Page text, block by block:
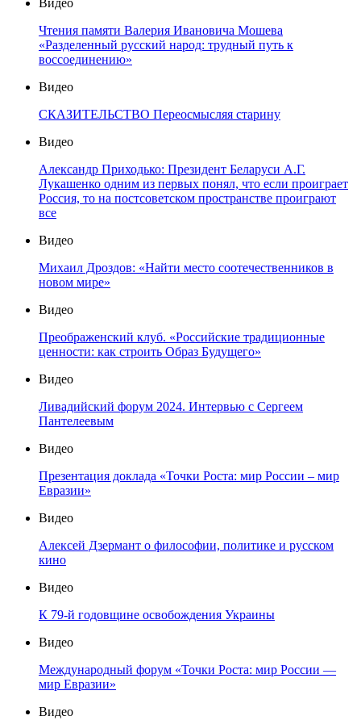
Видео
Чтения памяти Валерия Ивановича Мошева
«Разделенный русский народ: трудный путь к
воссоединению»
Видео
СКАЗИТЕЛЬСТВО Переосмысляя старину
Видео
Александр Приходько: Президент Беларуси А.Г.
Лукашенко одним из первых понял, что если проиграет
Россия, то на постсоветском пространстве проиграют
все
Видео
Михаил Дроздов: «Найти место соотечественников в
новом мире»
Видео
Преображенский клуб. «Российские традиционные
ценности: как строить Образ Будущего»
Видео
Ливадийский форум 2024. Интервью с Сергеем
Пантелеевым
Видео
Презентация доклада «Точки Роста: мир России – мир
Евразии»
Видео
Алексей Дзермант о философии, политике и русском
кино
Видео
К 79-й годовщине освобождения Украины
Видео
Международный форум «Точки Роста: мир России —
мир Евразии»
Видео